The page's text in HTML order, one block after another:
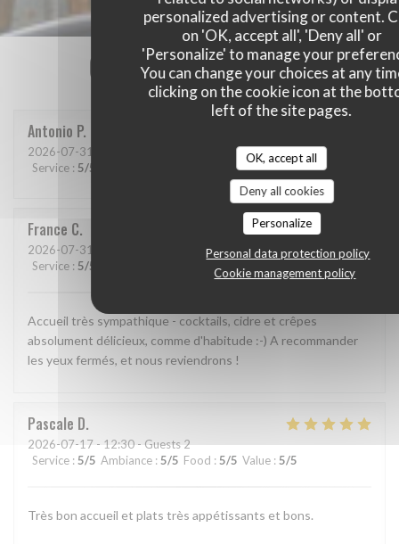
personalized advertising or content.
on 'OK, accept all', 'Deny all' or
'Personalize' to manage your
You can change your choices at any
clicking on the cookie icon at the
left of the site pages.
OK, accept all
Deny all cookies
Personalize
Personal data protection policy
Cookie management policy
Our customer ratings
Antonio P
2026-07-31
Service : 5/5 /5 Value:5/5
France C
2026-07-31
Service : 5/5 :5 /5 Value
Accueil très sympathique - cocktails, cidre et crêpes
absolument délicieux, comme d'habitude :-) A recommander
les yeux fermés, et nous reviendrons !
Pascale D
2026-07-17 - 12:30 - Guests 2
Service : 5/5 Ambiance : 5/5 Food : 5/5 Value : 5/5
Très bon accueil et plats très appétissants et bons.